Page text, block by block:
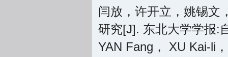
闫放，许开立，姚锡文
研究[J]. 东北大学学报:
YAN Fang， XU Kai-li